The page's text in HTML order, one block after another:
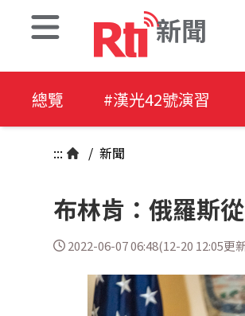
新聞
總覽 #漢光42號演習
::: / 新聞
布林肯：俄羅斯
2022-06-07 06:48(12-20 12:05更